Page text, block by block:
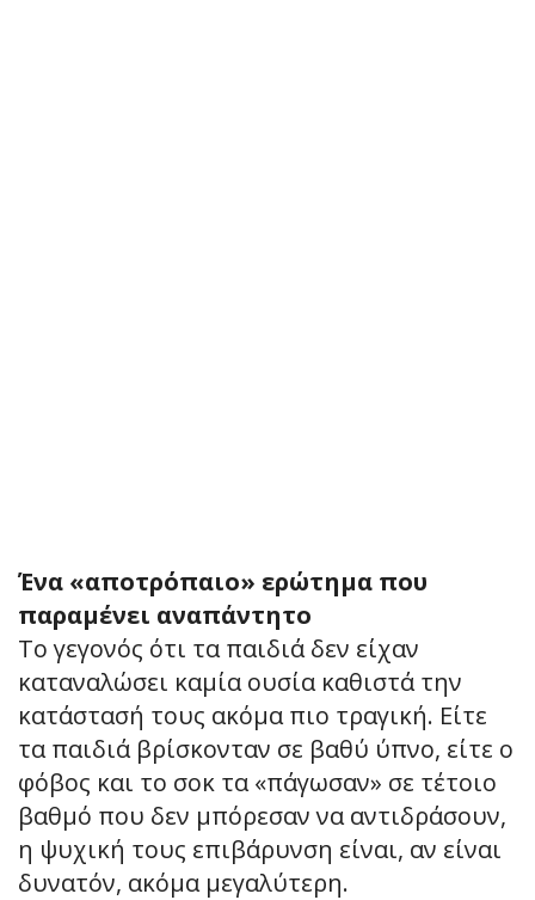
Ένα «αποτρόπαιο» ερώτημα που
παραμένει αναπάντητο
Το γεγονός ότι τα παιδιά δεν είχαν
καταναλώσει καμία ουσία καθιστά την
κατάστασή τους ακόμα πιο τραγική. Είτε
τα παιδιά βρίσκονταν σε βαθύ ύπνο, είτε ο
φόβος και το σοκ τα «πάγωσαν» σε τέτοιο
βαθμό που δεν μπόρεσαν να αντιδράσουν,
η ψυχική τους επιβάρυνση είναι, αν είναι
δυνατόν, ακόμα μεγαλύτερη.